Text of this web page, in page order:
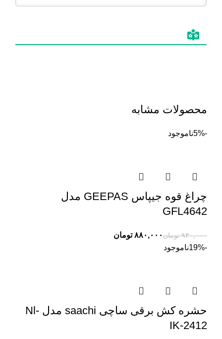
محصولات مشابه
-5% ناموجود
چراغ قوه جیپاس GEEPAS مدل
GFL4642
۹۳۰,۰۰۰ تومان۸۸۰,۰۰۰ تومان
-19%
ناموجود
حشره کش برقی ساچی saachi مدل Nl-
IK-2412